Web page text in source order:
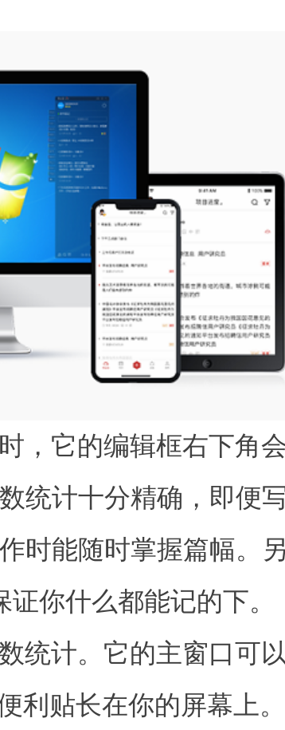
时，它的编辑框右下角
统计十分精确，即便
时能随时掌握篇幅。
你什么都能记的下。
统计。它的主窗口可
利贴长在你的屏幕上